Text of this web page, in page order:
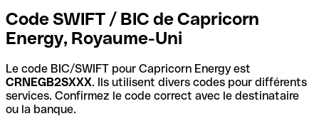
Code SWIFT / BIC de Capricorn
Energy, Royaume-Uni
Le code BIC/SWIFT pour Capricorn Energy est
CRNEGB2SXXX. Ils utilisent divers codes pour différents
services. Confirmez le code correct avec le destinataire
ou la banque.